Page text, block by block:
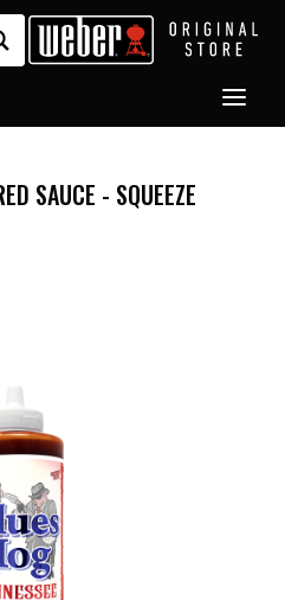
SAUCE - SQUEEZE